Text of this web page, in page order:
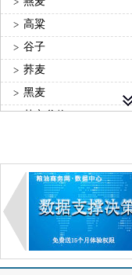
> 高粱
> 谷子
> 荞麦
> 黑麦
其它谷物
> 棉籽
>
芝麻
花生
>
玉米胚芽